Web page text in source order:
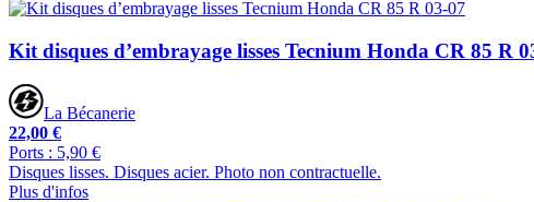
Kit disques d’embrayage lisses Tecnium Honda CR 85 R
La Bécanerie
22,00 €
Ports : 5,90 €
Disques lisses. Disques acier. Photo non contractuelle.
Plus d'infos